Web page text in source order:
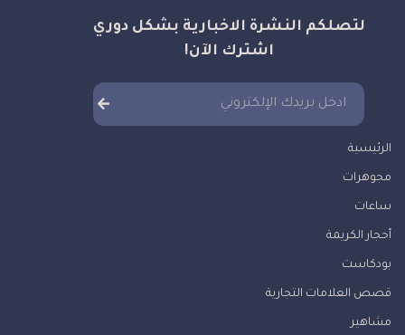
لتصلكم النشرة الاخبارية بشكل دوري
اشترك الآن!
الرئيسية
مجوهرات
ساعات
أحجار الكريمة
بودكاست
قصص العلامات التجارية
مشاهير